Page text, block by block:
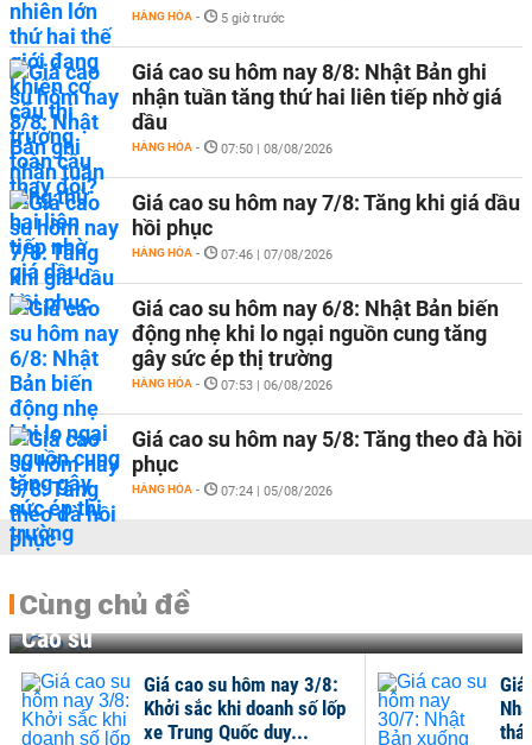
HÀNG HÓA - 5 giờ trước
Giá cao su hôm nay 8/8: Nhật Bản ghi
nhận tuần tăng thứ hai liên tiếp nhờ giá
dầu
HÀNG HÓA - 07:50 | 08/08/2026
Giá cao su hôm nay 7/8: Tăng khi giá dầu
hồi phục
HÀNG HÓA - 07:46 | 07/08/2026
Giá cao su hôm nay 6/8: Nhật Bản biến
động nhẹ khi lo ngại nguồn cung tăng
gây sức ép thị trường
HÀNG HÓA - 07:53 | 06/08/2026
Giá cao su hôm nay 5/8: Tăng theo đà hồi
phục
HÀNG HÓA - 07:24 | 05/08/2026
Cùng chủ đề
Cao su
Giá cao su hôm nay 3/8:
Khởi sắc khi doanh số lốp
xe Trung Quốc duy...